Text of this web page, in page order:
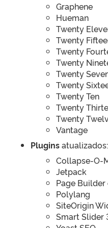
Graphene
Hueman
Twenty
Twenty
Twenty
Twenty
Twenty
Twenty
Twenty Ten
Twenty
Twenty
Vantage
Pluginsatualizados:
Collapse-O-
Jetpack
Page
Polylang
SiteOrigin
Smart Slider